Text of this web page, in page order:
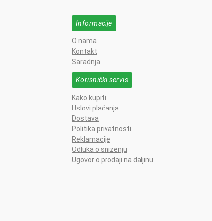
Informacije
O nama
Kontakt
Saradnja
Korisnički servis
Kako kupiti
Uslovi plaćanja
Dostava
Politika privatnosti
Reklamacije
Odluka o sniženju
Ugovor o prodaji na daljinu